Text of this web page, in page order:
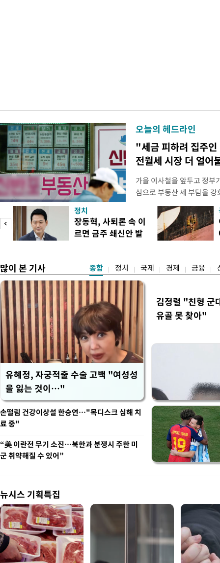
오늘의 헤드라인
"세금 피하려 집주인
전월세 시장 더 얼어
가을 이사철을 앞두고 정부
심으로 부동산 세 부담을
역 임차인들의 불안감이
이기 위해 보유 주택에 직
집을 비워줘야 하는 상황이
정부가 공급대책을 발표하
정치
장동혁, 사퇴론 속 이
르면 금주 쇄신안 발
많이 본 기사 종합 정치 국제 경제 금융
유혜정, 자궁적출 수술 고백 "여성성
을 잃는 것이…"
김정렬 "친형 군
유골 못 찾아"
손떨림 건강이상설 한승연…"목디스크 심해 치
료 중"
“美 이란전 무기 소진…북한과 분쟁시 주한 미
군 취약해질 수 있어”
뉴시스 기획특집